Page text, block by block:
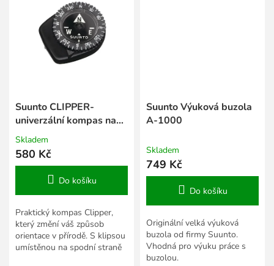
Suunto CLIPPER-
univerzální kompas na
hodinky
Průměrné
hodnocení
produktu
5
hvězdiček.
Skladem
580 Kč
Do košíku
Praktický kompas Clipper,
který změní váš způsob
orientace v přírodě. S klipsou
umístěnou na spodní straně
Suunto Výuková buzola
A-1000
Skladem
749 Kč
Do košíku
Originální velká výuková
buzola od firmy Suunto.
Vhodná pro výuku práce s
buzolou.